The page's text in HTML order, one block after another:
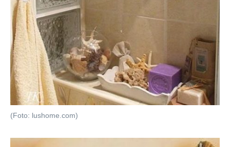
(Foto: lushome.com)